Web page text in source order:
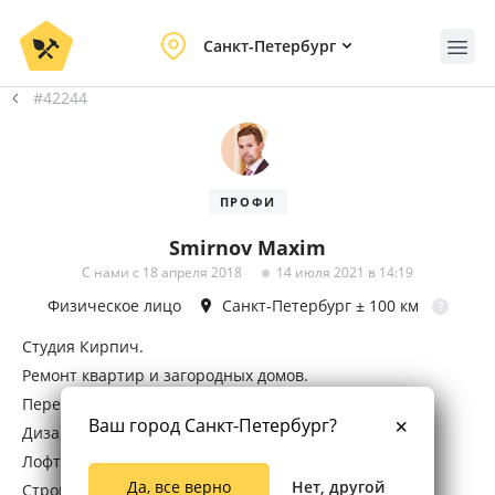
Санкт-Петербург
#42244
ПРОФИ
Smirnov Maxim
С нами с 18 апреля 2018 14 июля 2021 в 14:19
Физическое лицо Санкт-Петербург± 100 км ?
Студия Кирпич.
Ремонт квартир и загородных домов.
Перепланировки.
Дизайн-проект.
Лофт-интерьеры.
Строительство загородных домов.
Ваш город Санкт-Петербург?
Да, все верно Нет, другой